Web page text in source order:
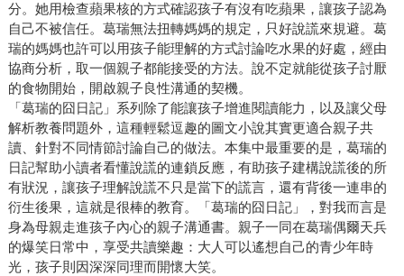
分。她用檢查蘋果核的方式確認孩子有沒有吃蘋果，讓孩子認為
自己不被信任。葛瑞無法扭轉媽媽的規定，只好說謊來規避。葛
瑞的媽媽也許可以用孩子能理解的方式討論吃水果的好處，經由
協商分析，取一個親子都能接受的方法。說不定就能從孩子討厭
的食物開始，開啟親子良性溝通的契機。
「葛瑞的囧日記」系列除了能讓孩子增進閱讀能力，以及讓父母
解析教養問題外，這種輕鬆逗趣的圖文小說其實更適合親子共
讀、針對不同情節討論自己的做法。本集中最重要的是，葛瑞的
日記幫助小讀者看懂說謊的連鎖反應，有助孩子建構說謊後的所
有狀況，讓孩子理解說謊不只是當下的謊言，還有背後一連串的
衍生後果，這就是很棒的教育。「葛瑞的囧日記」，對我而言是
身為母親走進孩子內心的親子溝通書。親子一同在葛瑞偶爾天兵
的爆笑日常中，享受共讀樂趣：大人可以遙想自己的青少年時
光，孩子則因深深同理而開懷大笑。